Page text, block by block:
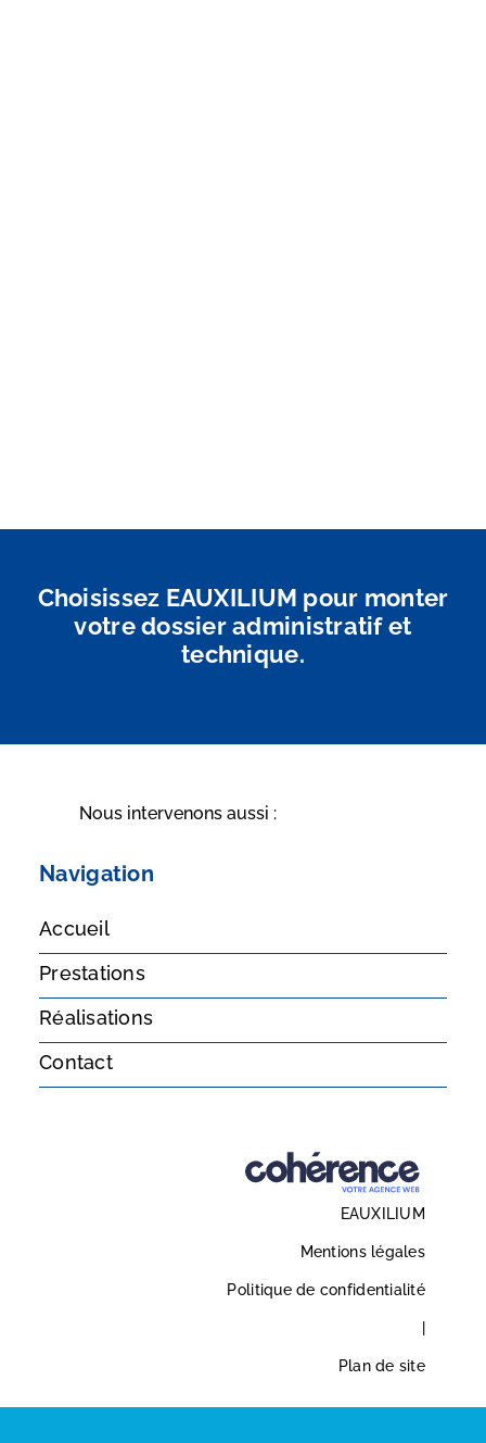
Choisissez EAUXILIUM pour monter
votre dossier administratif et
technique.
Nous intervenons aussi :
Navigation
Accueil
Prestations
Réalisations
Contact
EAUXILIUM
Mentions légales
Politique de confidentialité
Plan de site